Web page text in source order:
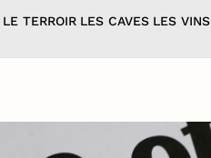
LE TERROIR LES CAVES LES VINS